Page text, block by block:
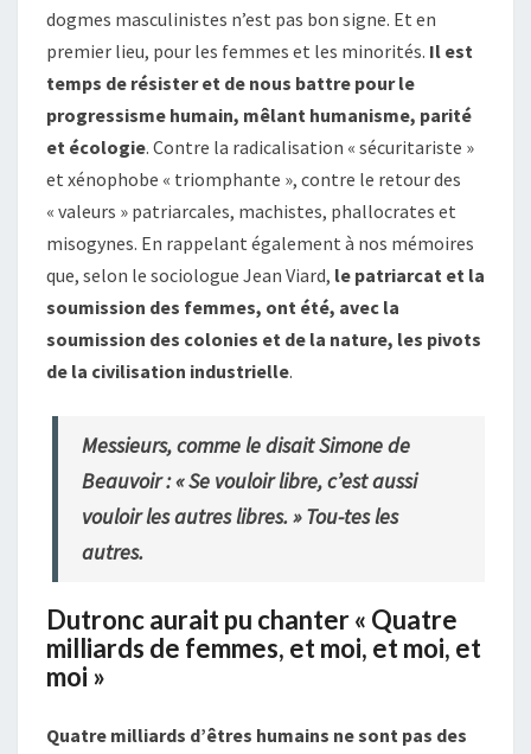
dogmes masculinistes n’est pas bon signe. Et en
premier lieu, pour les femmes et les minorités. Il est
temps de résister et de nous battre pour le
progressisme humain, mêlant humanisme, parité
et écologie. Contre la radicalisation « sécuritariste »
et xénophobe « triomphante », contre le retour des
« valeurs » patriarcales, machistes, phallocrates et
misogynes. En rappelant également à nos mémoires
que, selon le sociologue Jean Viard, le patriarcat et la
soumission des femmes, ont été, avec la
soumission des colonies et de la nature, les pivots
de la civilisation industrielle.
Messieurs, comme le disait Simone de
Beauvoir : «Se vouloir libre, c’est aussi
vouloir les autres libres.» Tou-tes les
autres.
Dutronc aurait pu chanter « Quatre
milliards de femmes, et moi, et moi, et
moi »
Quatre milliards d’êtres humains ne sont pas des